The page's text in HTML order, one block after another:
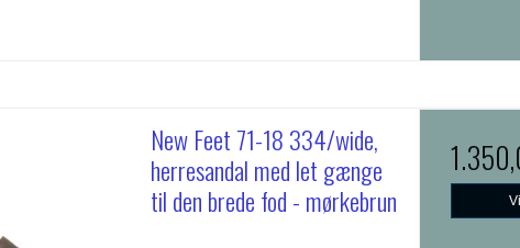
New Feet 71-18 334/wide,
herresandal med let gænge
til den brede fod - mørkebrun